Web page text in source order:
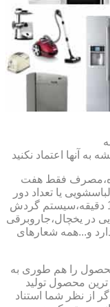
آنها اعتماد نکنید
فقط هفت
یا تعداد دور
دیگ درونی،شست و شوی ظروف تنها در 12 دقیقه،سیستم گردش
در یخچال،جاروبرقی
و...همه شعارهای
محصول را هم طوری به
ترین محصول تولید
از نظر شما استناد